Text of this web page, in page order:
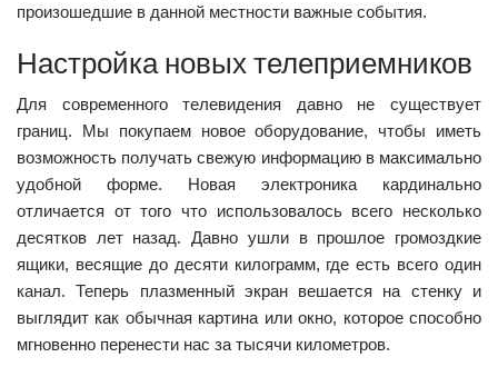
произошедшие в данной местности важные события.
Настройка новых телеприемников
Для современного телевидения давно не существует
границ. Мы покупаем новое оборудование, чтобы иметь
возможность получать свежую информацию в максимально
удобной форме. Новая электроника кардинально
отличается от того что использовалось всего несколько
десятков лет назад. Давно ушли в прошлое громоздкие
ящики, весящие до десяти килограмм, где есть всего один
канал. Теперь плазменный экран вешается на стенку и
выглядит как обычная картина или окно, которое способно
мгновенно перенести нас за тысячи километров.